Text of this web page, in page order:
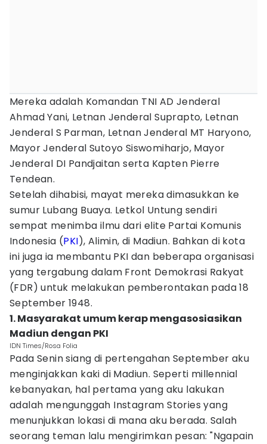
Mereka adalah Komandan TNI AD Jenderal
Ahmad Yani, Letnan Jenderal Suprapto, Letnan
Jenderal S Parman, Letnan Jenderal MT Haryono,
Mayor Jenderal Sutoyo Siswomiharjo, Mayor
Jenderal DI Pandjaitan serta Kapten Pierre
Tendean.
Setelah dihabisi, mayat mereka dimasukkan ke
sumur Lubang Buaya. Letkol Untung sendiri
sempat menimba ilmu dari elite Partai Komunis
Indonesia (PKI), Alimin, di Madiun. Bahkan di kota
ini juga ia membantu PKI dan beberapa organisasi
yang tergabung dalam Front Demokrasi Rakyat
(FDR) untuk melakukan pemberontakan pada 18
September 1948.
1. Masyarakat umum kerap mengasosiasikan
Madiun dengan PKI
IDN Times/Rosa Folia
Pada Senin siang di pertengahan September aku
menginjakkan kaki di Madiun. Seperti millennial
kebanyakan, hal pertama yang aku lakukan
adalah mengunggah Instagram Stories yang
menunjukkan lokasi di mana aku berada. Salah
seorang teman lalu mengirimkan pesan: "Ngapain